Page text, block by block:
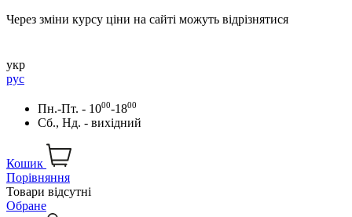
Через зміни курсу ціни на сайті можуть відрізнятися
укр
рус
Пн.-Пт. - 1000-1800
Сб., Нд. - вихідний
Кошик
Порівняння
Товари відсутні
Обране